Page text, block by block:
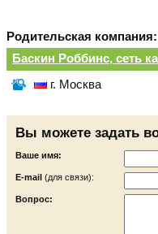
Родительская компания:
Баскин Роббинс, сеть
г. Москва
Вы можете задать
Ваше имя:
Е-mail (для связи):
Вопрос: